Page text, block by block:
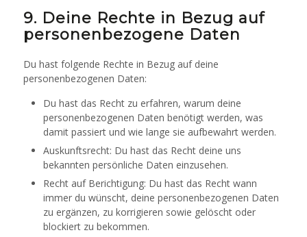
9. Deine Rechte in Bezug auf
personenbezogene Daten
Du hast folgende Rechte in Bezug auf deine
personenbezogenen Daten:
Du hast das Recht zu erfahren, warum deine
personenbezogenen Daten benötigt werden, was
damit passiert und wie lange sie aufbewahrt werden.
Auskunftsrecht: Du hast das Recht deine uns
bekannten persönliche Daten einzusehen.
Recht auf Berichtigung: Du hast das Recht wann
immer du wünscht, deine personenbezogenen Daten
zu ergänzen, zu korrigieren sowie gelöscht oder
blockiert zu bekommen.